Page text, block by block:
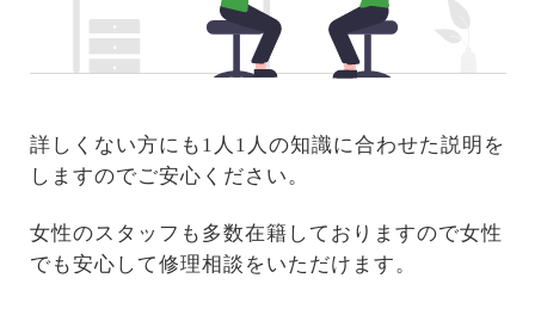
詳しくない方にも1人1人の知識に合わせた説明を
しますのでご安心ください。
女性のスタッフも多数在籍しておりますので女性
でも安心して修理相談をいただけます。